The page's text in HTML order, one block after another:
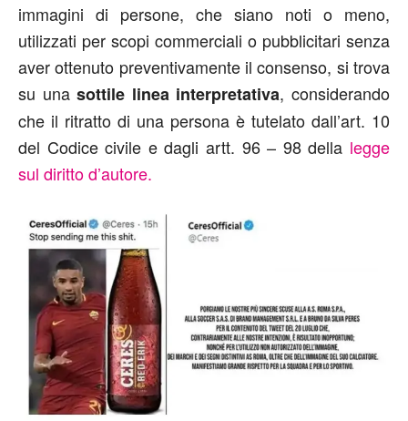
immagini di persone, che siano noti o meno,
utilizzati per scopi commerciali o pubblicitari senza
aver ottenuto preventivamente il consenso, si trova
su unasottile linea interpretativa, considerando
che il ritratto di una persona è tutelato dall’art. 10
del Codice civile e dagli artt. 96 – 98 della legge
sul diritto d’autore.